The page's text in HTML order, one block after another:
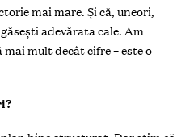
mai mare. Și că, uneori,
adevărata cale. Am
mult decât cifre – este o